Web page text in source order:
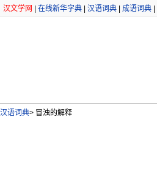
汉文学网 在线新华字典 汉语词典 成语词典
汉语词典> 冒浊的解释